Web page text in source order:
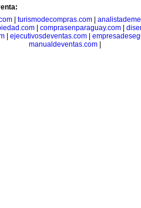
turismodecompras.com
| comprasenparaguay.com|
ejecutivosdeventas.com
manualdeventas.com|